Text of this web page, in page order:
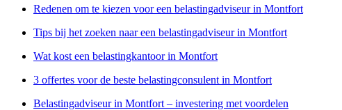
Redenen om te kiezen voor een belastingadviseur in Montfort
Tips bij het zoeken naar een belastingadviseur in Montfort
Wat kost een belastingkantoor in Montfort
3 offertes voor de beste belastingconsulent in Montfort
Belastingadviseur in Montfort – investering met voordelen